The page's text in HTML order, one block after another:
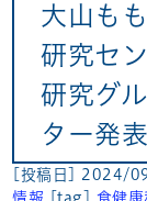
大山も
研究セ
研究グ
ター発
[投稿日] 2024/
情報 [tag] 食健